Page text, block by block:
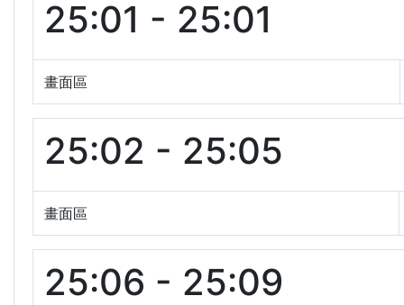
25:01 - 25:01
畫面區
25:02 - 25:05
畫面區
25:06 - 25:09